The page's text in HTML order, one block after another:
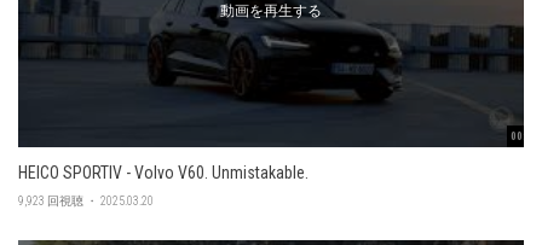
00:47
動画を再生する
HEICO SPORTIV - Volvo V60. Unmistakable.
9,923 回視聴 ・ 2025.03.20